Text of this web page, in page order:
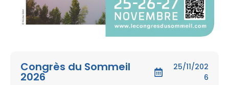
Congrès du Sommeil
2026
25/11/202
6